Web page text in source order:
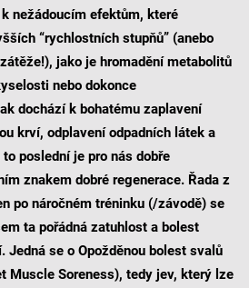
nežádoucím efektům, které
“rychlostních stupňů” (anebo
jako je hromadění metabolitů
nebo dokonce
dochází k bohatému zaplavení
krví, odplavení odpadních látek a
poslední je pro nás dobře
znakem dobré regenerace. Řada z
po náročném tréninku (/závodě) se
ta pořádná zatuhlost a bolest
Jedná se o Opožděnou bolest svalů
Muscle Soreness), tedy jev, který lze